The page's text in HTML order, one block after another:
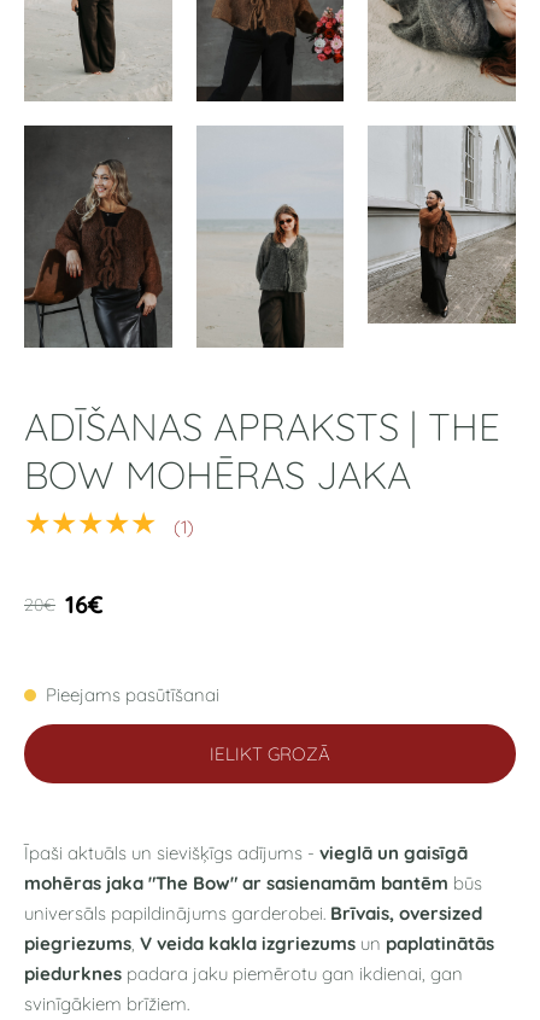
ADĪŠANAS APRAKSTS | THE
BOW MOHĒRAS JAKA
★★★★★ (1)
20€ 16€
Pieejams pasūtīšanai
IELIKT GROZĀ
Īpaši aktuāls un sievišķīgs adījums - vieglā un gaisīgā
mohēras jaka "The Bow" ar sasienamām bantēm būs
universāls papildinājums garderobei. Brīvais, oversized
piegriezums, V veida kakla izgriezums un paplatinātās
piedurknes padara jaku piemērotu gan ikdienai, gan
svinīgākiem brīžiem.